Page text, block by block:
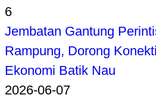
6
Jembatan Gantung
Rampung, Dorong
Ekonomi Batik Nau
2026-06-07